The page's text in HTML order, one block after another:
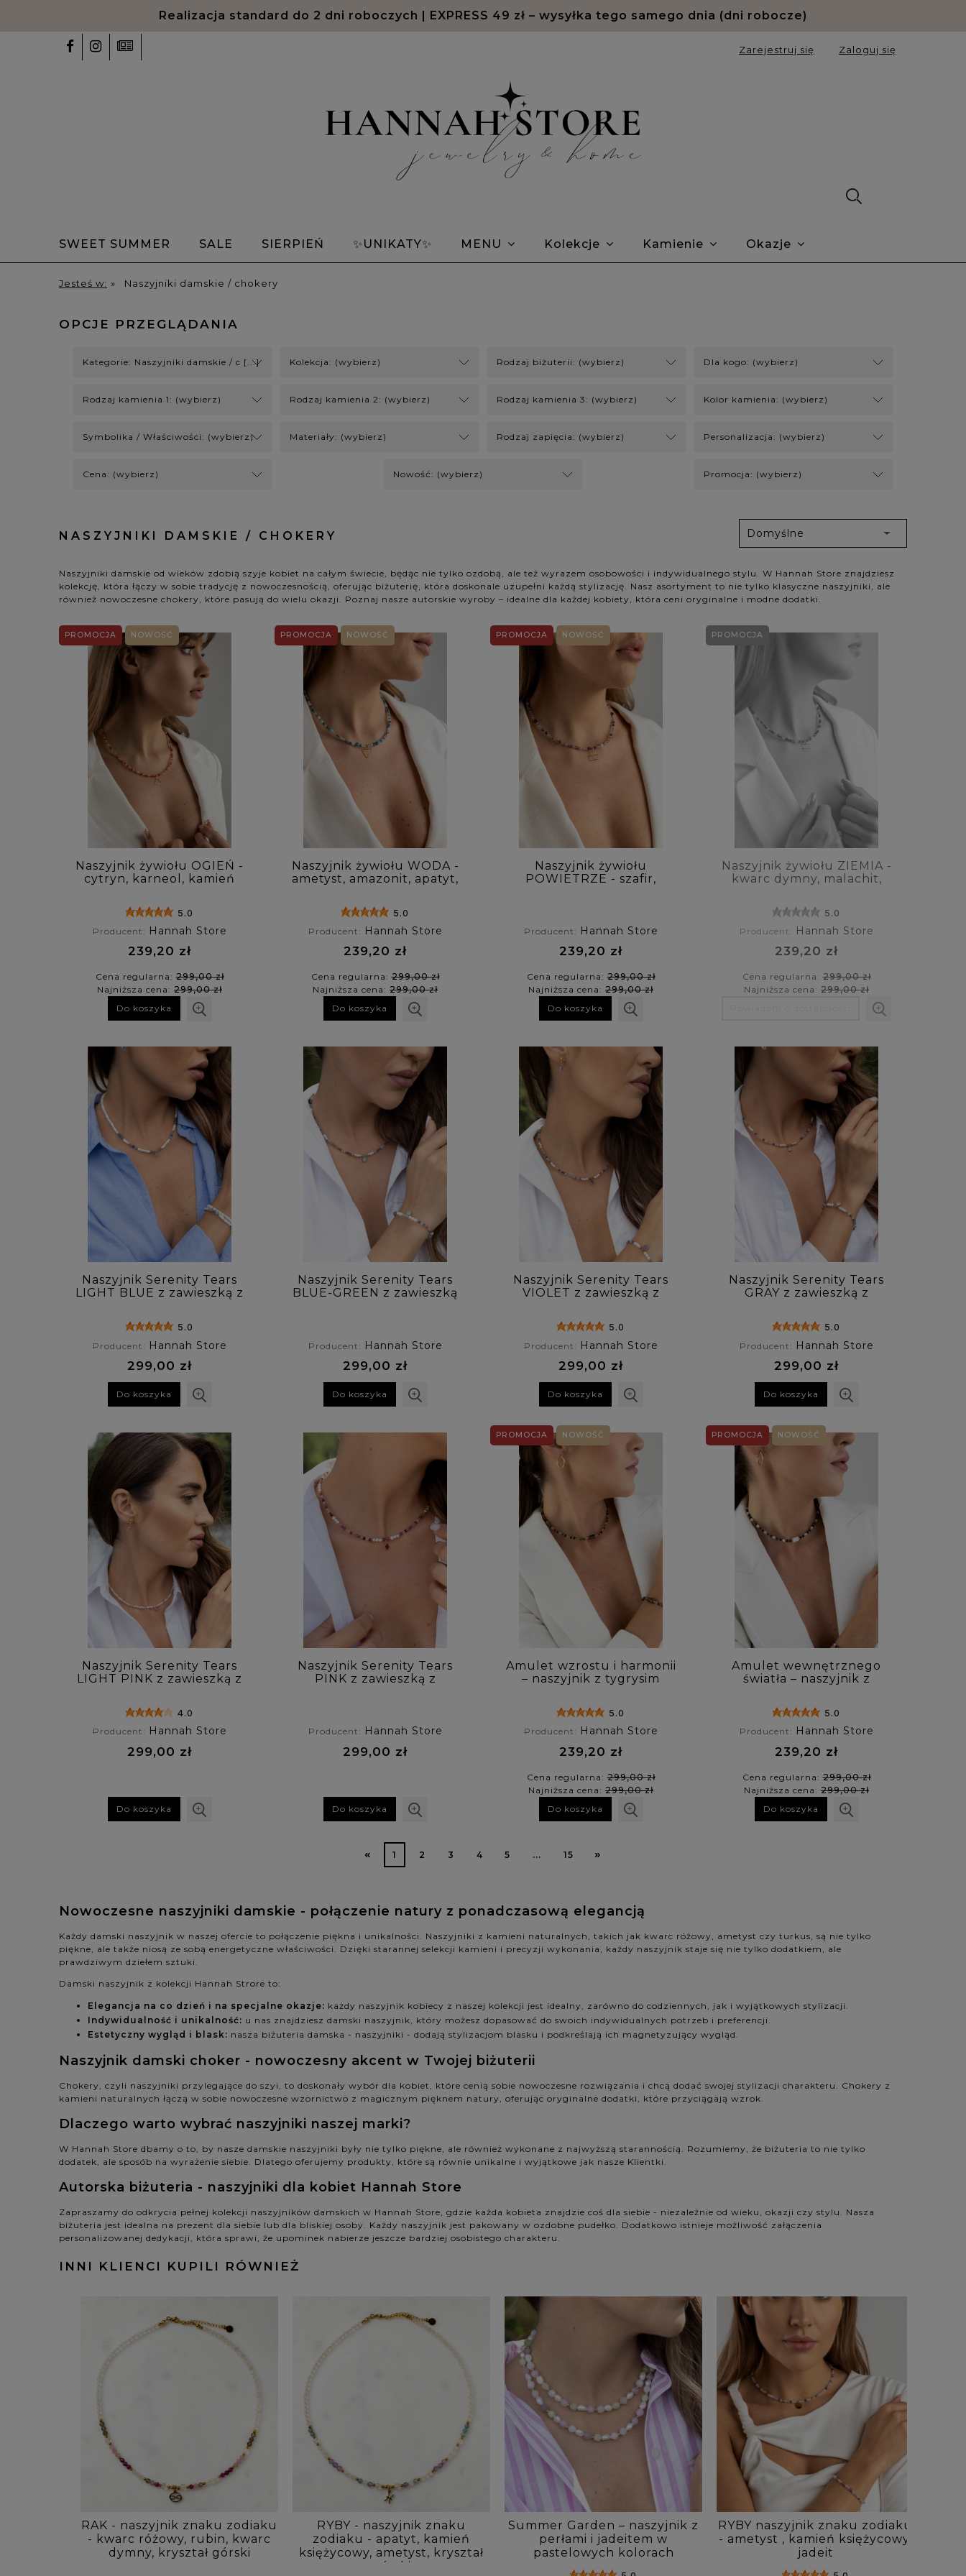
Odroczone płatności PayPo oraz Klarna
Zarejestruj się Zaloguj się
SWEET SUMMER SALE SIERPIEŃ ✨UNIKATY✨ MENU Kolekcje Kamienie Okazje
✨Talizmany✨ Bransoletki z alfabetem Morse'a
Jesteś w: » Naszyjniki damskie / chokery
OPCJE PRZEGLĄDANIA
Kategorie: Naszyjniki damskie / c [...] Kolekcja: (wybierz) Rodzaj biżuterii: (wybierz) Dla kogo: (wybierz)
Rodzaj kamienia 1: (wybierz) Rodzaj kamienia 2: (wybierz) Rodzaj kamienia 3: (wybierz) Kolor kamienia: (wybierz)
Symbolika / Właściwości: (wybierz) Materiały: (wybierz) Rodzaj zapięcia: (wybierz) Personalizacja: (wybierz)
Cena: (wybierz) Nowość: (wybierz) Promocja: (wybierz)
NASZYJNIKI DAMSKIE / CHOKERY
Naszyjniki damskie od wieków zdobią szyje kobiet na całym świecie, będąc nie tylko ozdobą, ale też wyrazem osobowości i indywidualnego stylu. W Hannah Store znajdziesz
kolekcję, która łączy w sobie tradycję z nowoczesnością, oferując biżuterię, która doskonale uzupełni każdą stylizację. Nasz asortyment to nie tylko klasyczne naszyjniki, ale
również nowoczesne chokery, które pasują do wielu okazji. Poznaj nasze autorskie wyroby – idealne dla każdej kobiety, która ceni oryginalne i modne dodatki.
Naszyjnik żywiołu OGIEŃ -
cytryn, karneol, kamień
5.0
Producent: Hannah Store
239,20 zł
Cena regularna:299,00 zł
Najniższa cena: 299,00 zł
Do koszyka
PROMOCJA NOWOŚĆ
Naszyjnik żywiołu WODA -
ametyst, amazonit, apatyt,
5.0
Producent: Hannah Store
239,20 zł
Cena regularna:299,00 zł
Najniższa cena: 299,00 zł
Do koszyka
PROMOCJA NOWOŚĆ
Naszyjnik żywiołu
POWIETRZE - szafir,
Producent: Hannah Store
239,20 zł
Cena regularna:299,00 zł
Najniższa cena: 299,00 zł
Do koszyka
PROMOCJA NOWOŚĆ
Naszyjnik żywiołu ZIEMIA -
kwarc dymny, malachit,
tygrysie oko
5.0
Producent: Hannah Store
239,20 zł
Cena regularna:299,00 zł
Najniższa cena: 299,00 zł
PROMOCJA
Naszyjnik Serenity Tears
LIGHT BLUE z zawieszką z
5.0
Producent: Hannah Store
299,00 zł
Do koszyka
Naszyjnik Serenity Tears
BLUE-GREEN z zawieszką
Producent: Hannah Store
299,00 zł
Do koszyka
Naszyjnik Serenity Tears
VIOLET z zawieszką z
5.0
Producent: Hannah Store
299,00 zł
Do koszyka
Naszyjnik Serenity Tears
GRAY z zawieszką z
5.0
Producent: Hannah Store
299,00 zł
Do koszyka
Naszyjnik Serenity Tears
LIGHT PINK z zawieszką z
4.0
Producent: Hannah Store
299,00 zł
Do koszyka
Naszyjnik Serenity Tears
PINK z zawieszką z
Producent: Hannah Store
299,00 zł
Do koszyka
Amulet wzrostu i harmonii
– naszyjnik z tygrysim
zielonym i labradorytem
5.0
Producent: Hannah Store
239,20 zł
Cena regularna:299,00 zł
Najniższa cena: 299,00 zł
Do koszyka
PROMOCJA NOWOŚĆ
Amulet wewnętrznego
światła – naszyjnik z
lapis lazuli i nocą kairu
5.0
Producent: Hannah Store
239,20 zł
Cena regularna:299,00 zł
Najniższa cena: 299,00 zł
Do koszyka
PROMOCJA NOWOŚĆ
« 1 2 3 4 5 ... 15 »
Nowoczesne naszyjniki damskie - połączenie natury z ponadczasową elegancją
Każdy damski naszyjnik w naszej ofercie to połączenie piękna i unikalności. Naszyjniki z kamieni naturalnych, takich jak kwarc różowy, ametyst czy turkus, są nie tylko
piękne, ale także niosą ze sobą energetyczne właściwości. Dzięki starannej selekcji kamieni i precyzji wykonania, każdy naszyjnik staje się nie tylko dodatkiem, ale
prawdziwym dziełem sztuki.
Damski naszyjnik z kolekcji Hannah Strore to:
Elegancja na co dzień i na specjalne okazje: każdy naszyjnik kobiecy z naszej kolekcji jest idealny, zarówno do codziennych, jak i wyjątkowych stylizacji.
Indywidualność i unikalność: u nas znajdziesz damski naszyjnik, który możesz dopasować do swoich indywidualnych potrzeb i preferencji.
Estetyczny wygląd i blask: nasza biżuteria damska - naszyjniki - dodają stylizacjom blasku i podkreślają ich magnetyzujący wygląd.
Naszyjnik damski choker - nowoczesny akcent w Twojej biżuterii
Chokery, czyli naszyjniki przylegające do szyi, to doskonały wybór dla kobiet, które cenią sobie nowoczesne rozwiązania i chcą dodać swojej stylizacji charakteru. Chokery z
kamieni naturalnych łączą w sobie nowoczesne wzornictwo z magicznym pięknem natury, oferując oryginalne dodatki, które przyciągają wzrok.
Dlaczego warto wybrać naszyjniki naszej marki?
W Hannah Store dbamy o to, by nasze damskie naszyjniki były nie tylko piękne, ale również wykonane z najwyższą starannością. Rozumiemy, że biżuteria to nie tylko
dodatek, ale sposób na wyrażenie siebie. Dlatego oferujemy produkty, które są równie unikalne i wyjątkowe jak nasze Klientki.
Autorska biżuteria - naszyjniki dla kobiet Hannah Store
Zapraszamy do odkrycia pełnej kolekcji naszyjników damskich w Hannah Store, gdzie każda kobieta znajdzie coś dla siebie - niezależnie od wieku, okazji czy stylu. Nasza
biżuteria jest idealna na prezent dla siebie lub dla bliskiej osoby. Każdy naszyjnik jest pakowany w ozdobne pudełko. Dodatkowo istnieje możliwość załączenia
personalizowanej dedykacji, która sprawi, że upominek nabierze jeszcze bardziej osobistego charakteru.
INNI KLIENCI KUPILI RÓWNIEŻ
RAK - naszyjnik znaku zodiaku
- kwarc różowy, rubin, kwarc
dymny, kryształ górski
RYBY - naszyjnik znaku
zodiaku - apatyt, kamień
księżycowy, ametyst, kryształ
górski
Summer Garden – naszyjnik z
perłami i jadeitem w
pastelowych kolorach
RYBY naszyjnik znaku zodiaku
- ametyst , kamień księżycowy,
jadeit